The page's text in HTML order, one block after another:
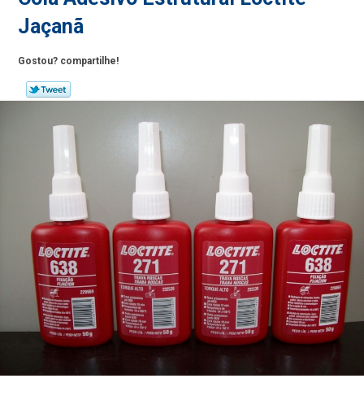
Jaçanã
Gostou? compartilhe!